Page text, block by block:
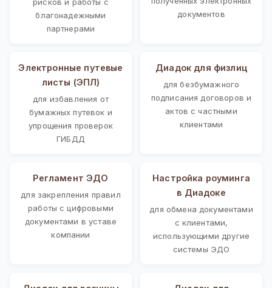
благонадежными
партнерами
документов
Электронные путевые
листы (ЭПЛ)
для избавления от
бумажных путевок и
упрощения проверок
ГИБДД
Диадок для физлиц
для безбумажного
подписания договоров и
актов с частными
клиентами
Регламент ЭДО
для закрепления правил
работы с цифровыми
документами в уставе
компании
Настройка роуминга
в Диадоке
для обмена документами
с клиентами,
использующими другие
системы ЭДО